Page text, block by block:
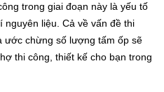
trong giai đoạn này là yếu tố
liệu. Cả về vấn đề thi
ước chừng số lượng tấm ốp sẽ
thi công, thiết kế cho bạn trong